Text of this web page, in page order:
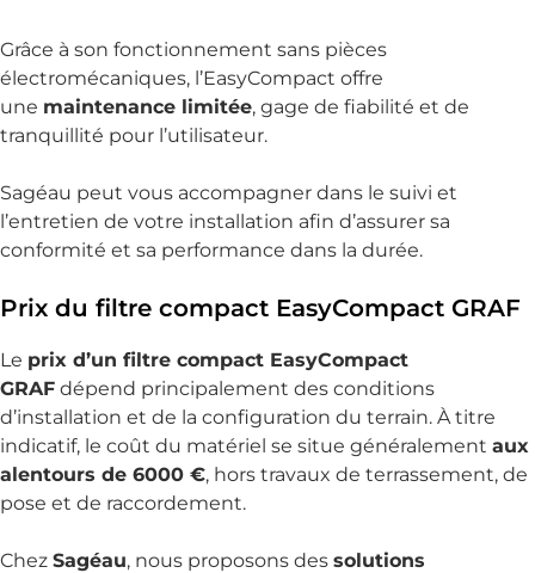
hésitat
ion, et
tout
ment
Thierry
pour la
de son
ntion.
Grâce à son fonctionnement sans pièces
électromécaniques, l’EasyCompact offre
une maintenance limitée, gage de fiabilité et de
tranquillité pour l’utilisateur.
Sagéau peut vous accompagner dans le suivi et
l’entretien de votre installation afin d’assurer sa
conformité et sa performance dans la durée.
Prix du filtre compact EasyCompact GRAF
Le prix d’un filtre compact EasyCompact
GRAF dépend principalement des conditions
d’installation et de la configuration du terrain. À titre
indicatif, le coût du matériel se situe généralement aux
alentours de 6000 €, hors travaux de terrassement, de
pose et de raccordement.
Chez Sagéau, nous proposons des solutions